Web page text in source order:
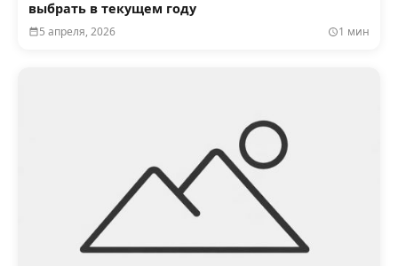
выбрать в текущем году
5 апреля, 2026 1 мин